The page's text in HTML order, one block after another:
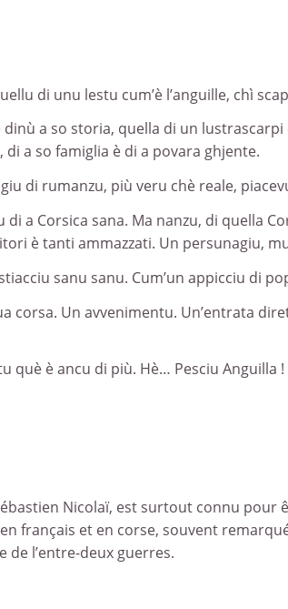
di unu lestu cum’è l’anguille, chì
dinù a so storia, quella di un
a so famiglia è di a povara ghjente.
di rumanzu, più veru chè reale,
a Corsica sana. Ma nanzu, di quella
è tanti ammazzati. Un persunagiu,
sanu sanu. Cum’un appicciu di
corsa. Un avvenimentu. Un’entrata
què è ancu di più. Hè… Pesciu Anguilla !
Nicolaï, est surtout connu
français et en corse, souvent
l’entre-deux guerres.